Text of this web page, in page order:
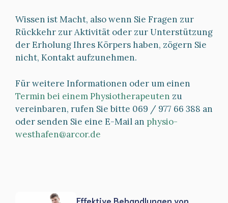
Wissen ist Macht, also wenn Sie Fragen zur
Rückkehr zur Aktivität oder zur Unterstützung
der Erholung Ihres Körpers haben, zögern Sie
nicht, Kontakt aufzunehmen.
Für weitere Informationen oder um einen
Termin bei einem Physiotherapeuten zu
vereinbaren, rufen Sie bitte 069 / 977 66 388 an
oder senden Sie eine E-Mail an physio-
westhafen@arcor.de
Effektive Behandlungen von